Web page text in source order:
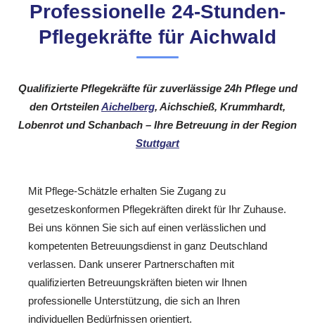
Professionelle 24-Stunden-
Pflegekräfte für Aichwald
Qualifizierte Pflegekräfte für zuverlässige 24h Pflege und
den OrtsteilenAichelberg, Aichschieß, Krummhardt,
Lobenrot und Schanbach – Ihre Betreuung in der Region
Stuttgart
Mit Pflege-Schätzle erhalten Sie Zugang zu
gesetzeskonformen Pflegekräften direkt für Ihr Zuhause.
Bei uns können Sie sich auf einen verlässlichen und
kompetenten Betreuungsdienst in ganz Deutschland
verlassen. Dank unserer Partnerschaften mit
qualifizierten Betreuungskräften bieten wir Ihnen
professionelle Unterstützung, die sich an Ihren
individuellen Bedürfnissen orientiert.